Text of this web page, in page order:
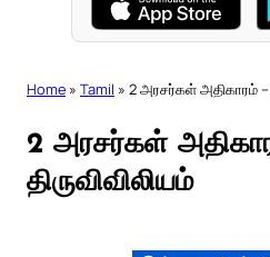
Home » Tamil » 2 அரசர்கள் அதிகாரம் –
2 அரசர்கள்
திருவிவிலியம்